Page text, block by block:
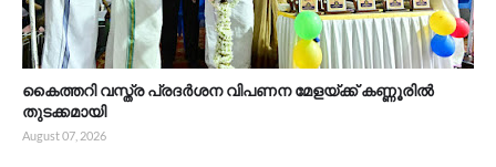
കൈത്തറി വസ്ത്ര പ്രദർശന വിപണന മേളയ്ക്ക് കണ്ണൂരിൽ
തുടക്കമായി
August 07, 2026